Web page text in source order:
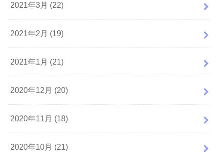
2021年3月 (22)
2021年2月 (19)
2021年1月 (21)
2020年12月 (20)
2020年11月 (18)
2020年10月 (21)